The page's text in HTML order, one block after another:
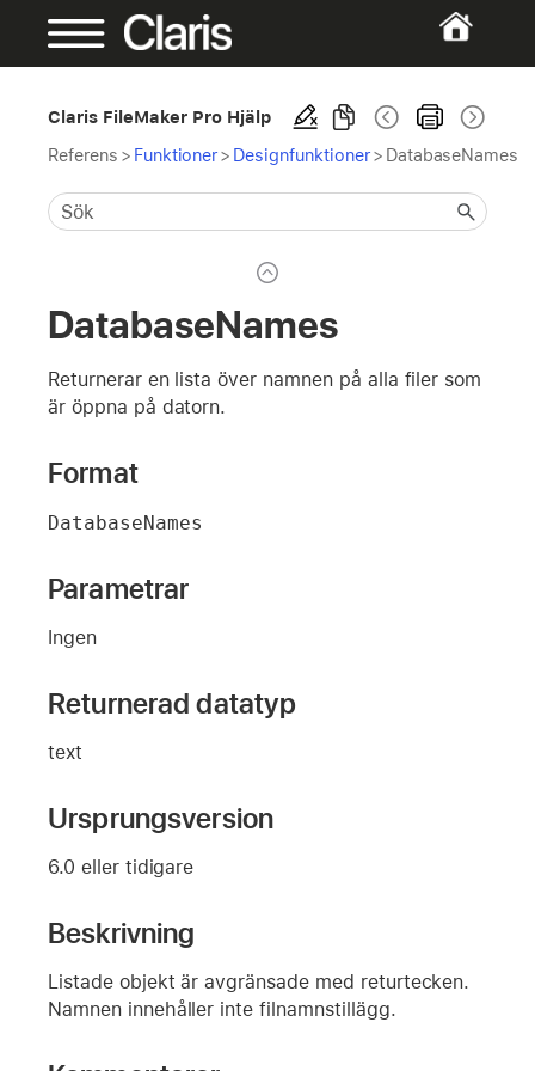
Claris FileMaker Pro Hjälp
Referens > Funktioner> Designfunktioner> DatabaseNames
DatabaseNames
Returnerar en lista över namnen på alla filer som
är öppna på datorn.
Format
DatabaseNames
Parametrar
Ingen
Returnerad datatyp
text
Ursprungsversion
6.0 eller tidigare
Beskrivning
Listade objekt är avgränsade med returtecken.
Namnen innehåller inte filnamnstillägg.